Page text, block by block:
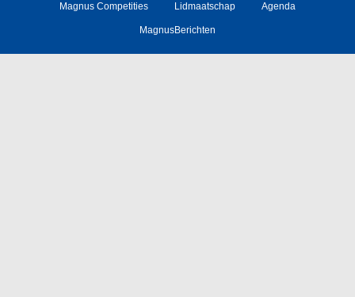
Magnus Competities Lidmaatschap Agenda
MagnusBerichten